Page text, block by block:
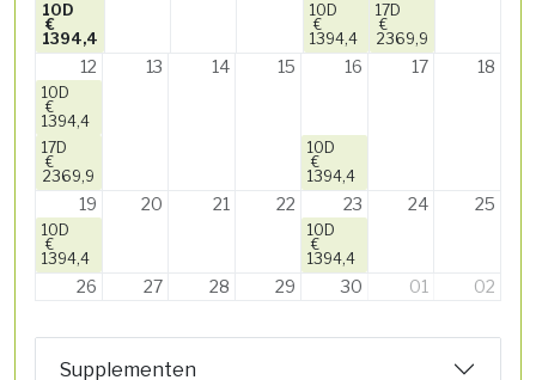
10D
€
1394,4
10D
€
1394,4
17D
€
2369,9
12
10D
€
1394,4
17D
€
2369,9
13 14 15 16
10D
€
1394,4
17 18
19
10D
€
1394,4
20 21 22 23
10D
€
1394,4
24 25
26 27 28 29 30 01 02
Supplementen